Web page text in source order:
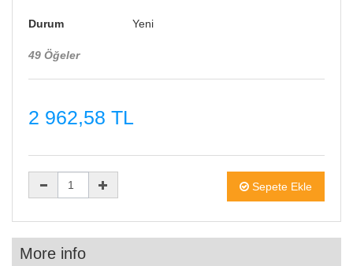
Durum Yeni
49 Öğeler
2 962,58 TL
Sepete Ekle
More info